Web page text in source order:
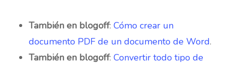
También en blogoff: Cómo crear un
documento PDF de un documento de Word.
También en blogoff: Convertir todo tipo de